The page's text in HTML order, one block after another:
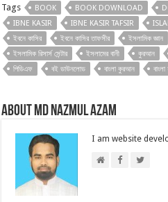
Tags BOOK BOOK DOWNLOAD
IBNE KASIR
IBNE KASIR TAFSIR
ইবনে কাসির
ইবনে কাসির তাফসীর ইসলামিক জ্ঞান
ইসলামিক রিসার্স সেন্টার
ইসলামের বানী কুরআন
পিডিএফ
বই ডাউনলোড বাংলা কুরআন বাংলা
About Md Nazmul Azam
I am website